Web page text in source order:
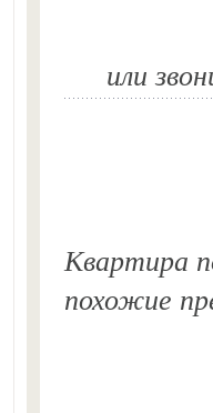
или
Квартира
похожие